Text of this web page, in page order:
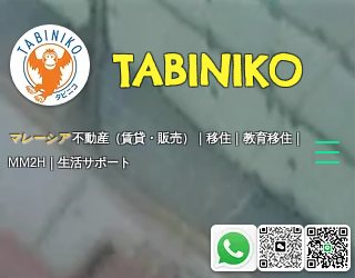
TABINIKO
マレーシア不動産（賃貸・販売）｜移住｜教育移住｜
MM2H｜生活サポート